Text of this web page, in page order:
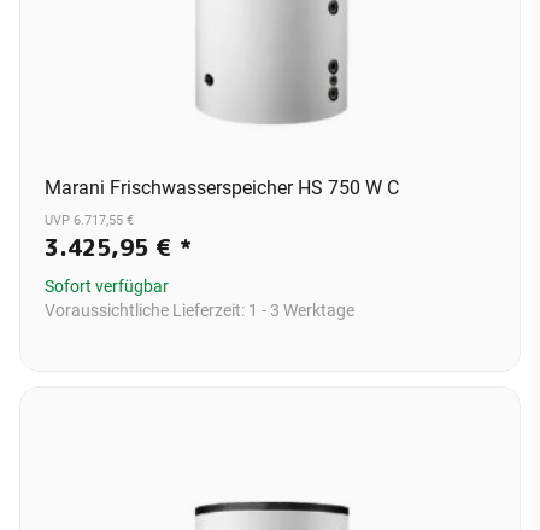
Marani Frischwasserspeicher HS 750 W C
UVP 6.717,55 €
3.425,95 € *
Sofort verfügbar
Voraussichtliche Lieferzeit: 1 - 3 Werktage